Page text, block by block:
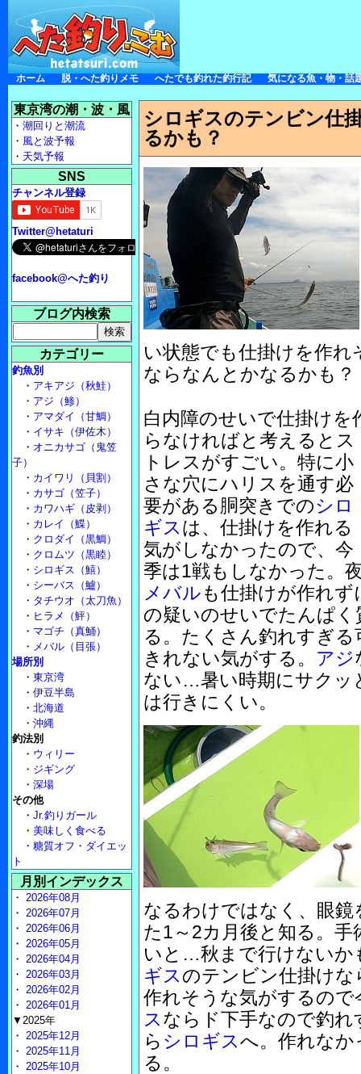
ホーム 脱・へた釣りメモ へたでも釣れた釣行記 気になる魚・物・話
シロギスのテンビン仕
るかも？
い状態でも仕掛けを作
ならなんとかなるかも？
白内障のせいで仕掛けを
らなければと考えるとス
トレスがすごい。特に小
さな穴にハリスを通す必
要がある胴突きでのシロ
ギスは、仕掛けを作れる
気がしなかったので、今
季は1戦もしなかった。
メバルも仕掛けが作れ
の疑いのせいでたんぱ
る。たくさん釣れすぎ
きれない気がする。 アジ
ない…暑い時期にサクッ
は行きにくい。
なるわけではなく、眼
た1～2カ月後と知る。
いと…秋まで行けない
ギスのテンビン仕掛け
作れそうな気がするので
スならド下手なので釣
ら シロギスへ。作れなか
る。
東京湾の潮・波・風
・ 潮回りと潮流
・ 風と波予報
・ 天気予報
SNS
チャンネル登録
Twitter@hetaturi
facebook@へた釣り
ブログ内検索
カテゴリー
釣魚別
・ アキアジ（秋鮭）
・ アジ（鯵）
・ アマダイ（甘鯛）
・ イサキ（伊佐木）
・ オニカサゴ（鬼笠
子）
・ カイワリ（貝割）
・ カサゴ（笠子）
・ カワハギ（皮剥）
・ カレイ（鰈）
・ クロダイ（黒鯛）
・ クロムツ（黒睦）
・ シロギス（鱚）
・ シーバス（鱸）
・ タチウオ（太刀魚）
・ ヒラメ（鮃）
・ マゴチ（真鯒）
・ メバル（目張）
場所別
・ 東京湾
・ 伊豆半島
・ 北海道
・ 沖縄
釣法別
・ ウィリー
・ ジギング
・ 深場
その他
・ Jr.釣りガール
・ 美味しく食べる
・ 糖質オフ・ダイエッ
ト
月別インデックス
・ 2026年08月
・ 2026年07月
・ 2026年06月
・ 2026年05月
・ 2026年04月
・ 2026年03月
・ 2026年02月
・ 2026年01月
▼2025年
・ 2025年12月
・ 2025年11月
・ 2025年10月